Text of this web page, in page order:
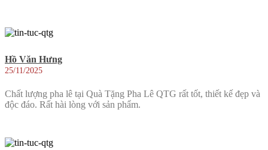
Hồ Văn Hưng
25/11/2025
Chất lượng pha lê tại Quà Tặng Pha Lê QTG rất tốt, thiết kế đẹp và
độc đáo. Rất hài lòng với sản phẩm.